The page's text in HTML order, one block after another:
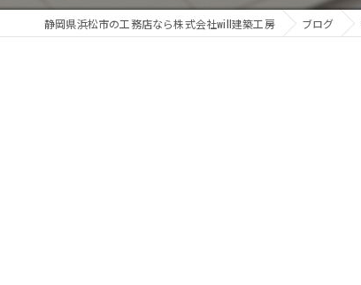
静岡県浜松市の工務店なら株式会社will建築工房 ブログ